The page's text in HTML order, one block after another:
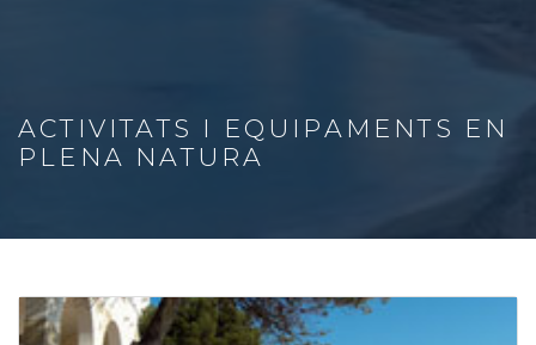
ACTIVITATS I EQUIPAMENTS EN
PLENA NATURA